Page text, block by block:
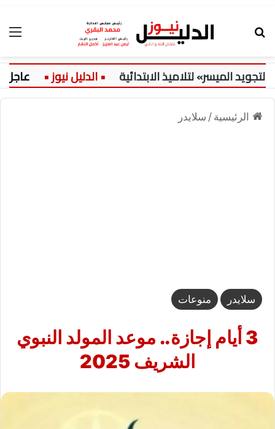
الميسر» لتلاميذ الابتدائية عاجل:
الرئيسية / سلايدر
سلايدر منوعات
3 أيام إجازة.. موعد المولد النبوي
الشريف 2025